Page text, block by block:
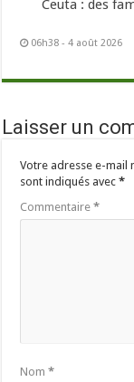
Ceuta : des
06h38 - 4 août 2026
Laisser un
Votre adresse e-mail
sont indiqués avec*
Commentaire*
Nom*